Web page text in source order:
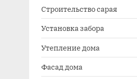
Строительство сарая
Установка забора
Утепление дома
Фасад дома